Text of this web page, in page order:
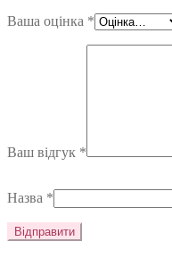
Ваша оцінка *
Ваш відгук *
Назва *